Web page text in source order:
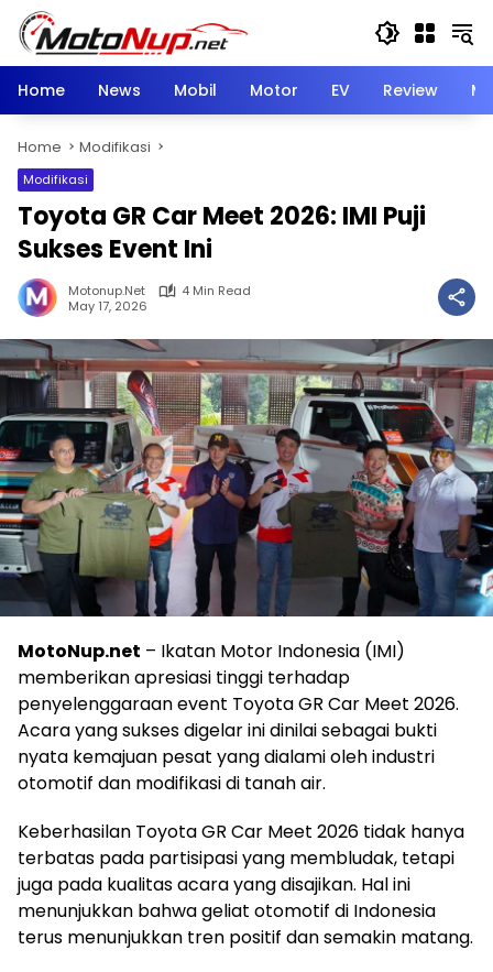
Skip
content
Home
News Mobil Motor EV Review
Home Modifikasi
Modifikasi
Toyota GR Car Meet 2026: IMI Puji
Sukses Event Ini
Motonup.net
4 Min Read
May 17, 2026
MotoNup.net – Ikatan Motor Indonesia (IMI)
memberikan apresiasi tinggi terhadap
penyelenggaraan event Toyota GR Car Meet 2026.
Acara yang sukses digelar ini dinilai sebagai bukti
nyata kemajuan pesat yang dialami oleh industri
otomotif dan modifikasi di tanah air.
Keberhasilan Toyota GR Car Meet 2026 tidak hanya
terbatas pada partisipasi yang membludak, tetapi
juga pada kualitas acara yang disajikan. Hal ini
menunjukkan bahwa geliat otomotif di Indonesia
terus menunjukkan tren positif dan semakin matang.